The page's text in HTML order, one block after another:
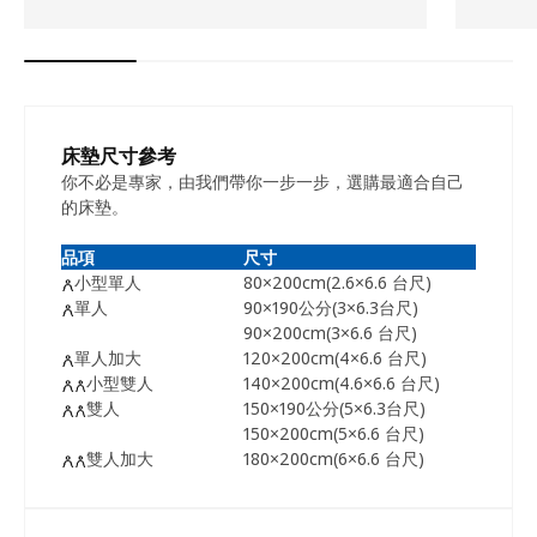
床墊尺寸參考
你不必是專家，由我們帶你一步一步，選購最適合自己
的床墊。
品項
尺寸
小型單人
80×200cm(2.6×6.6 台尺)
單人
90×190公分(3×6.3台尺)
90×200cm(3×6.6 台尺)
單人加大
120×200cm(4×6.6 台尺)
小型雙人
140×200cm(4.6×6.6 台尺)
雙人
150×190公分(5×6.3台尺)
150×200cm(5×6.6 台尺)
雙人加大
180×200cm(6×6.6 台尺)